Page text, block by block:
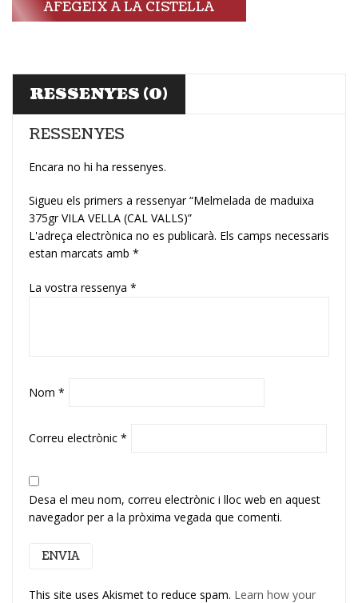
AFEGEIX A LA CISTELLA
RESSENYES (0)
RESSENYES
Encara no hi ha ressenyes.
Sigueu els primers a ressenyar “Melmelada de maduixa
375gr VILA VELLA (CAL VALLS)”
L'adreça electrònica no es publicarà. Els camps necessaris
estan marcats amb *
La vostra ressenya *
Nom *
Correu electrònic *
Desa el meu nom, correu electrònic i lloc web en aquest
navegador per a la pròxima vegada que comenti.
This site uses Akismet to reduce spam. Learn how your